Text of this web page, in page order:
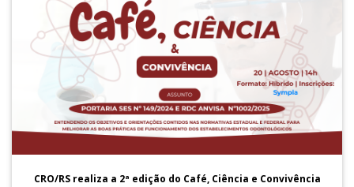
CRO/RS realiza a 2ª edição do Café, Ciência e Convivência